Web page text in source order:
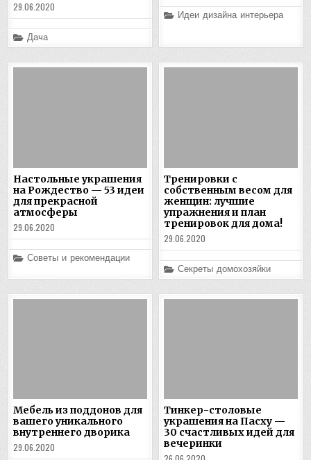
29.06.2020
Posted
in
Дача
Posted
in
Идеи дизайна интерьера
Настольные украшения
на Рождество — 53 идеи
для прекрасной
атмосферы
29.06.2020
Posted
Советы и рекомендации
Тренировки с
собственным весом для
женщин: лучшие
упражнения и план
тренировок для дома!
29.06.2020
Posted
in
Секреты домохозяйки
Мебель из поддонов для
вашего уникального
внутреннего дворика
29.06.2020
Тинкер-столовые
украшения на Пасху —
30 счастливых идей для
вечеринки